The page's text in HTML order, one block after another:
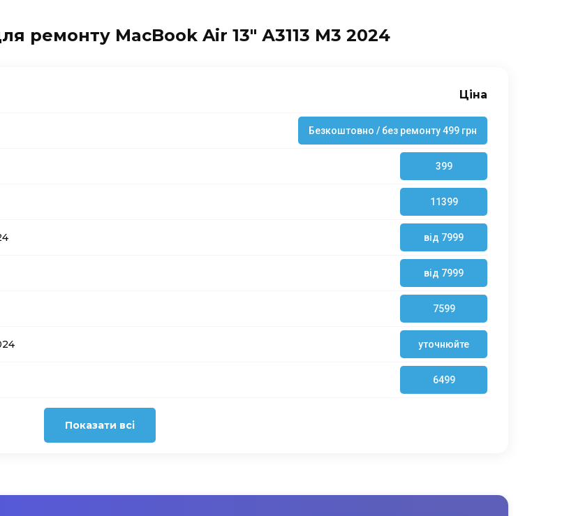
ремонту MacBook Air 13" А3113 M3 2024
Ціна
Безкоштовно / без ремонту 499 грн
399
11399
від 7999
від 7999
7599
уточнюйте
6499
Показати всі